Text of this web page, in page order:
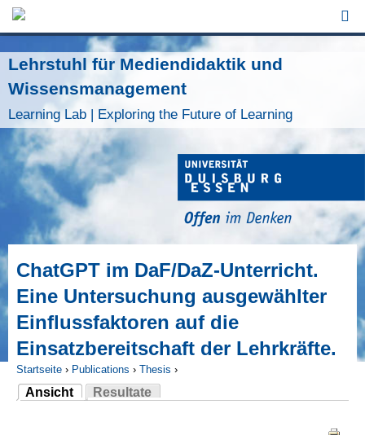
Jump to Navigation
Lehrstuhl für Mediendidaktik und
Wissensmanagement
Learning Lab | Exploring the Future of Learning
ChatGPT im DaF/DaZ-Unterricht.
Eine Untersuchung ausgewählter
Einflussfaktoren auf die
Einsatzbereitschaft der Lehrkräfte.
Sie sind hier
Startseite › Publications › Thesis ›
Ansicht
(aktiver Reiter)
Resultate